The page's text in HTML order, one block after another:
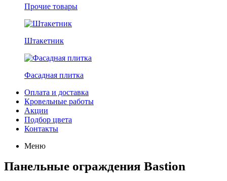
Прочие товары
Штакетник
Фасадная плитка
Оплата и доставка
Кровельные работы
Акции
Подбор цвета
Контакты
Меню
Панельные ограждения Bastion